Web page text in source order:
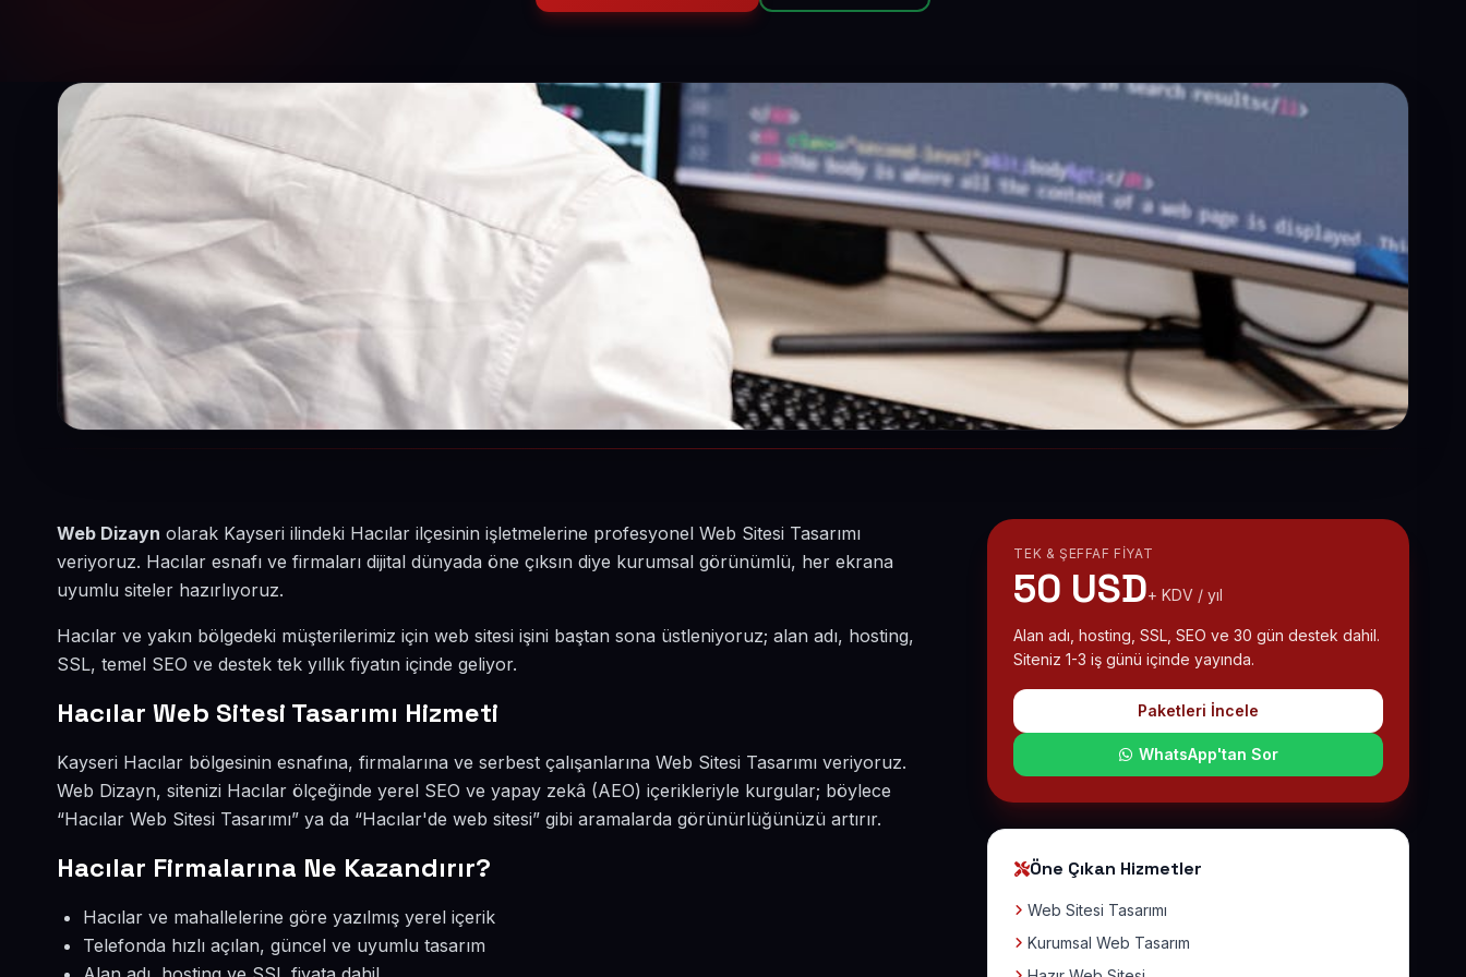
Web Dizayn olarak Kayseri ilindeki Hacılar ilçesinin işletmelerine profesyonel Web Sitesi Tasarımı
veriyoruz. Hacılar esnafı ve firmaları dijital dünyada öne çıksın diye kurumsal görünümlü, her ekrana
uyumlu siteler hazırlıyoruz.
Hacılar ve yakın bölgedeki müşterilerimiz için web sitesi işini baştan sona üstleniyoruz; alan adı, hosting,
SSL, temel SEO ve destek tek yıllık fiyatın içinde geliyor.
Hacılar Web Sitesi Tasarımı Hizmeti
Kayseri Hacılar bölgesinin esnafına, firmalarına ve serbest çalışanlarına Web Sitesi Tasarımı veriyoruz.
Web Dizayn, sitenizi Hacılar ölçeğinde yerel SEO ve yapay zekâ (AEO) içerikleriyle kurgular; böylece
“Hacılar Web Sitesi Tasarımı” ya da “Hacılar'de web sitesi” gibi aramalarda görünürlüğünüzü artırır.
Hacılar Firmalarına Ne Kazandırır?
Hacılar ve mahallelerine göre yazılmış yerel içerik
Telefonda hızlı açılan, güncel ve uyumlu tasarım
TEK & ŞEFFAF FIYAT
50 USD+ KDV / yıl
Alan adı, hosting, SSL, SEO ve 30 gün destek dahil.
Siteniz 1-3 iş günü içinde yayında.
Paketleri İncele
WhatsApp'tan Sor
Öne Çıkan Hizmetler
Web Sitesi Tasarımı
Kurumsal Web Tasarım